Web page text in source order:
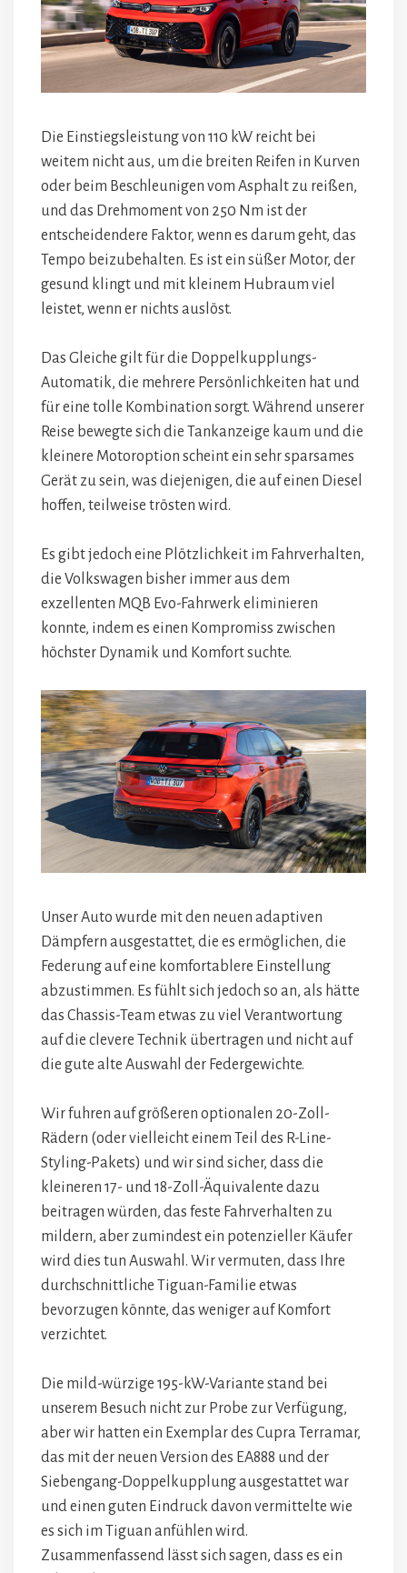
Die Einstiegsleistung von 110 kW reicht bei
weitem nicht aus, um die breiten Reifen in Kurven
oder beim Beschleunigen vom Asphalt zu reißen,
und das Drehmoment von 250 Nm ist der
entscheidendere Faktor, wenn es darum geht, das
Tempo beizubehalten. Es ist ein süßer Motor, der
gesund klingt und mit kleinem Hubraum viel
leistet, wenn er nichts auslöst.
Das Gleiche gilt für die Doppelkupplungs-
Automatik, die mehrere Persönlichkeiten hat und
für eine tolle Kombination sorgt. Während unserer
Reise bewegte sich die Tankanzeige kaum und die
kleinere Motoroption scheint ein sehr sparsames
Gerät zu sein, was diejenigen, die auf einen Diesel
hoffen, teilweise trösten wird.
Es gibt jedoch eine Plötzlichkeit im Fahrverhalten,
die Volkswagen bisher immer aus dem
exzellenten MQB Evo-Fahrwerk eliminieren
konnte, indem es einen Kompromiss zwischen
höchster Dynamik und Komfort suchte.
Unser Auto wurde mit den neuen adaptiven
Dämpfern ausgestattet, die es ermöglichen, die
Federung auf eine komfortablere Einstellung
abzustimmen. Es fühlt sich jedoch so an, als hätte
das Chassis-Team etwas zu viel Verantwortung
auf die clevere Technik übertragen und nicht auf
die gute alte Auswahl der Federgewichte.
Wir fuhren auf größeren optionalen 20-Zoll-
Rädern (oder vielleicht einem Teil des R-Line-
Styling-Pakets) und wir sind sicher, dass die
kleineren 17- und 18-Zoll-Äquivalente dazu
beitragen würden, das feste Fahrverhalten zu
mildern, aber zumindest ein potenzieller Käufer
wird dies tun Auswahl. Wir vermuten, dass Ihre
durchschnittliche Tiguan-Familie etwas
bevorzugen könnte, das weniger auf Komfort
verzichtet.
Die mild-würzige 195-kW-Variante stand bei
unserem Besuch nicht zur Probe zur Verfügung,
aber wir hatten ein Exemplar des Cupra Terramar,
das mit der neuen Version des EA888 und der
Siebengang-Doppelkupplung ausgestattet war
und einen guten Eindruck davon vermittelte wie
es sich im Tiguan anfühlen wird.
Zusammenfassend lässt sich sagen, dass es ein